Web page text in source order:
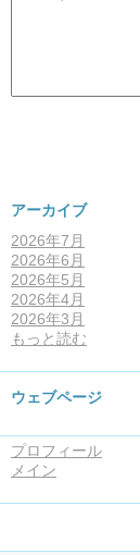
アーカイブ
2026年7月
2026年6月
2026年5月
2026年4月
2026年3月
もっと読む
ウェブページ
プロフィール
メイン